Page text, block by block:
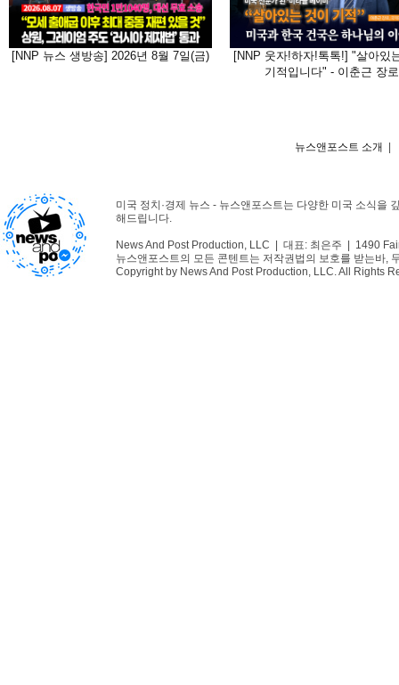
[NNP 뉴스 생방송] 2026년 8월 7일(금)
[NNP 웃자!하자!톡톡!] "살아있
기적입니다" - 이춘근 장로
뉴스앤포스트 소개
미국 정치·경제 뉴스 - 뉴스앤포스트는 다양한 미국 소식을
해드립니다.
News And Post Production, LLC | 대표: 최은주 | 1490
뉴스앤포스트의 모든 콘텐트는 저작권법의 보호를 받는바,
Copyright by News And Post Production, LLC. All Rights